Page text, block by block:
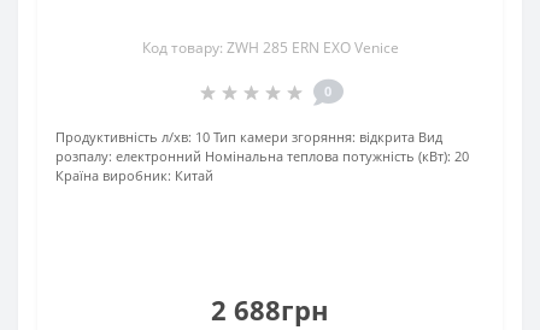
Код товару: ZWH 285 ERN EXO Venice
0
Продуктивність л/хв: 10 Тип камери згоряння: відкрита Вид
розпалу: електронний Номінальна теплова потужність (кВт): 20
Країна виробник: Китай
2 688грн